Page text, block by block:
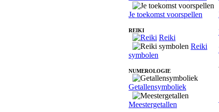
Je toekomst voorspellen
REIKI
Reiki
Reiki
symbolen
NUMEROLOGIE
Getallensymboliek
Meestergetallen